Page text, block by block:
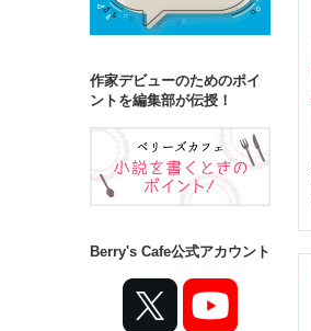
作家デビューのためのポイ
ントを編集部が伝授！
Berry's Cafe公式アカウント